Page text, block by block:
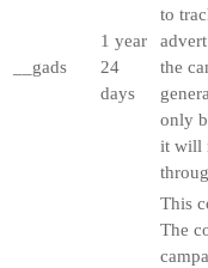
__gads
1 year
24
days
to
the
only
it will
This
The